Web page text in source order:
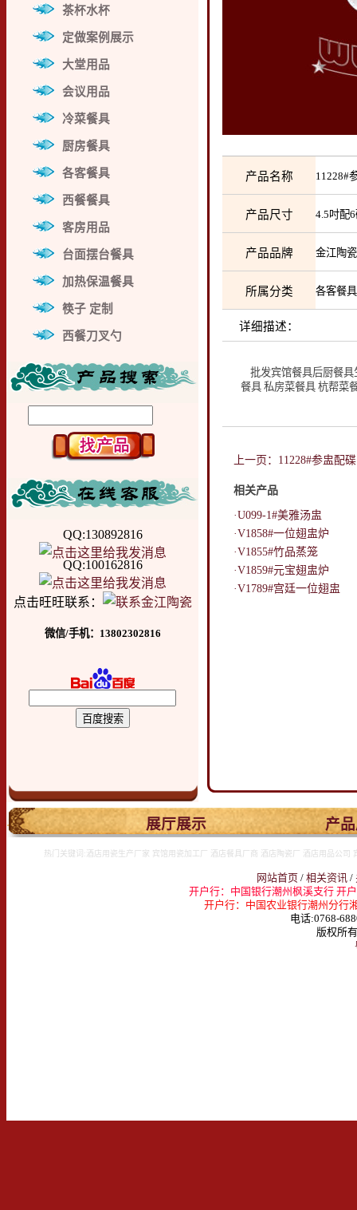
茶杯水杯
定做案例展示
大堂用品
会议用品
冷菜餐具
厨房餐具
各客餐具
西餐餐具
客房用品
台面摆台餐具
加热保温餐具
筷子 定制
西餐刀叉勺
QQ:130892816
QQ:100162816
点击旺旺联系：
微信/手机：13802302816
产品名称
产品尺寸 4.5吋
产品品牌 金江陶
所属分类 各客餐
详细描述：
批发宾馆餐具后厨餐具
餐具 私房菜餐具 杭帮菜
上一页：11228#参盅配碟
相关产品
·U099-1#美雅汤盅
·V1858#一位翅盅炉
·V1855#竹品蒸笼
·V1859#元宝翅盅炉
·V1789#宫廷一位翅盅
. 展厅展示 产
热门关键词:酒店用瓷生产厂家 宾馆用瓷加工厂 酒店餐具厂商 酒店陶瓷厂 酒店用品公
网站首页/ 相关资讯/
开户行：中国银行潮州枫溪支行 开
开户行：中国农业银行潮州分行
电话:0768-
版权所